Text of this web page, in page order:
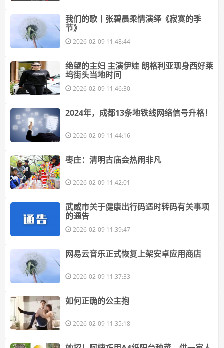
​我们的歌丨张碧晨柔情演绎《寂寞的季
节》
2026-02-09 11:48:44
​绝望的主妇 主演伊娃 朗格利亚现身西好莱
坞街头当地时间
2026-02-09 11:46:30
​2024年，成都13条地铁线网络信号升格！
2026-02-09 11:44:16
​枣庄：清明古庙会热闹非凡
2026-02-09 11:42:01
​武威市关于健康出行码适时转码有关事项
的通告
2026-02-09 11:39:47
​网易云音乐正式恢复上架安卓应用商店
2026-02-09 11:37:33
​如何正确的公主抱
2026-02-09 11:35:18